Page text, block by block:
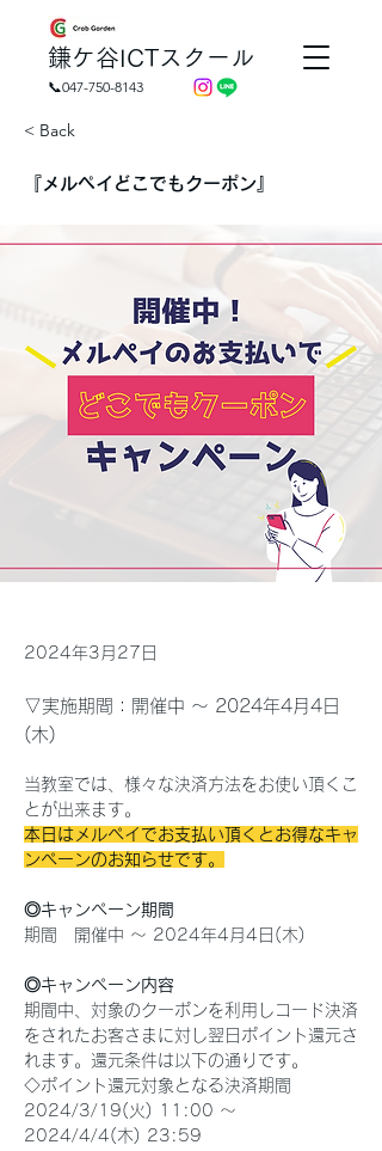
​鎌ケ谷ICTスクール
📞047-750-8143
< Back
『メルペイどこでもクーポン』
2024年3月27日
▽実施期間：開催中 ～ 2024年4月4日
(木)
当教室では、様々な決済方法をお使い頂くこ
とが出来ます。
本日はメルペイでお支払い頂くとお得なキャ
ンペーンのお知らせです。
◎キャンペーン期間
期間　開催中 ～ 2024年4月4日(木)
◎キャンペーン内容
期間中、対象のクーポンを利用しコード決済
をされたお客さまに対し翌日ポイント還元さ
れます。還元条件は以下の通りです。
◇ポイント還元対象となる決済期間
2024/3/19(火) 11:00 ～
2024/4/4(木) 23:59